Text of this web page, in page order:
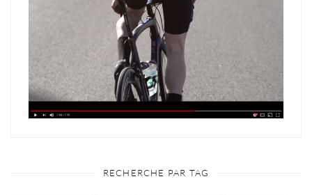
RECHERCHE PAR TAG